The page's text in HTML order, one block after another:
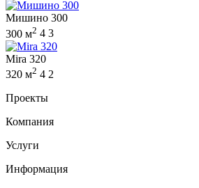
Мишино 300
300 м2 4 3
Mira 320
320 м2 4 2
Проекты
Компания
Услуги
Информация